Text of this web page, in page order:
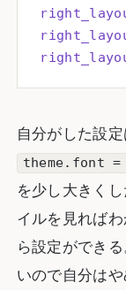
自分がした設
theme.font
を少し大きく
イルを見れば
ら設定ができ
いので自分は